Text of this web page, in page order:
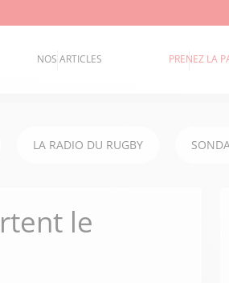
NOS ARTICLES PRENEZ LA
LA RADIO DU RUGBY
le